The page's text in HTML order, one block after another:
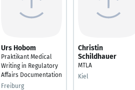
Urs Hobom
Praktikant Medical
Writing in Regulatory
Affairs Documentation
Freiburg
Christin
Schildhauer
MTLA
Kiel